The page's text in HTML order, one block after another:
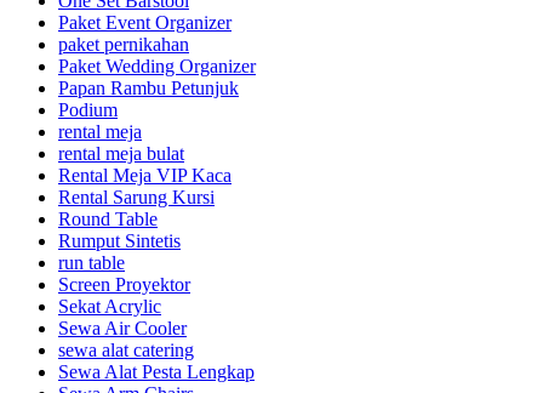
Paket Event Organizer
paket pernikahan
Paket Wedding Organizer
Papan Rambu Petunjuk
Podium
rental meja
rental meja bulat
Rental Meja VIP Kaca
Rental Sarung Kursi
Round Table
Rumput Sintetis
run table
Screen Proyektor
Sekat Acrylic
Sewa Air Cooler
sewa alat catering
Sewa Alat Pesta Lengkap